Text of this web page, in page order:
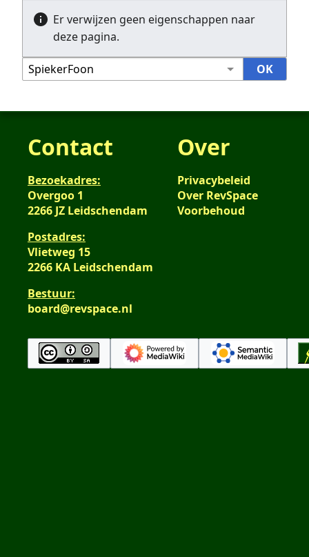
Er verwijzen geen eigenschappen naar
deze pagina.
Contact
Bezoekadres:
Overgoo 1
2266 JZ Leidschendam
Postadres:
Vlietweg 15
2266 KA Leidschendam
Bestuur:
board@revspace.nl
Over
Privacybeleid
Over RevSpace
Voorbehoud